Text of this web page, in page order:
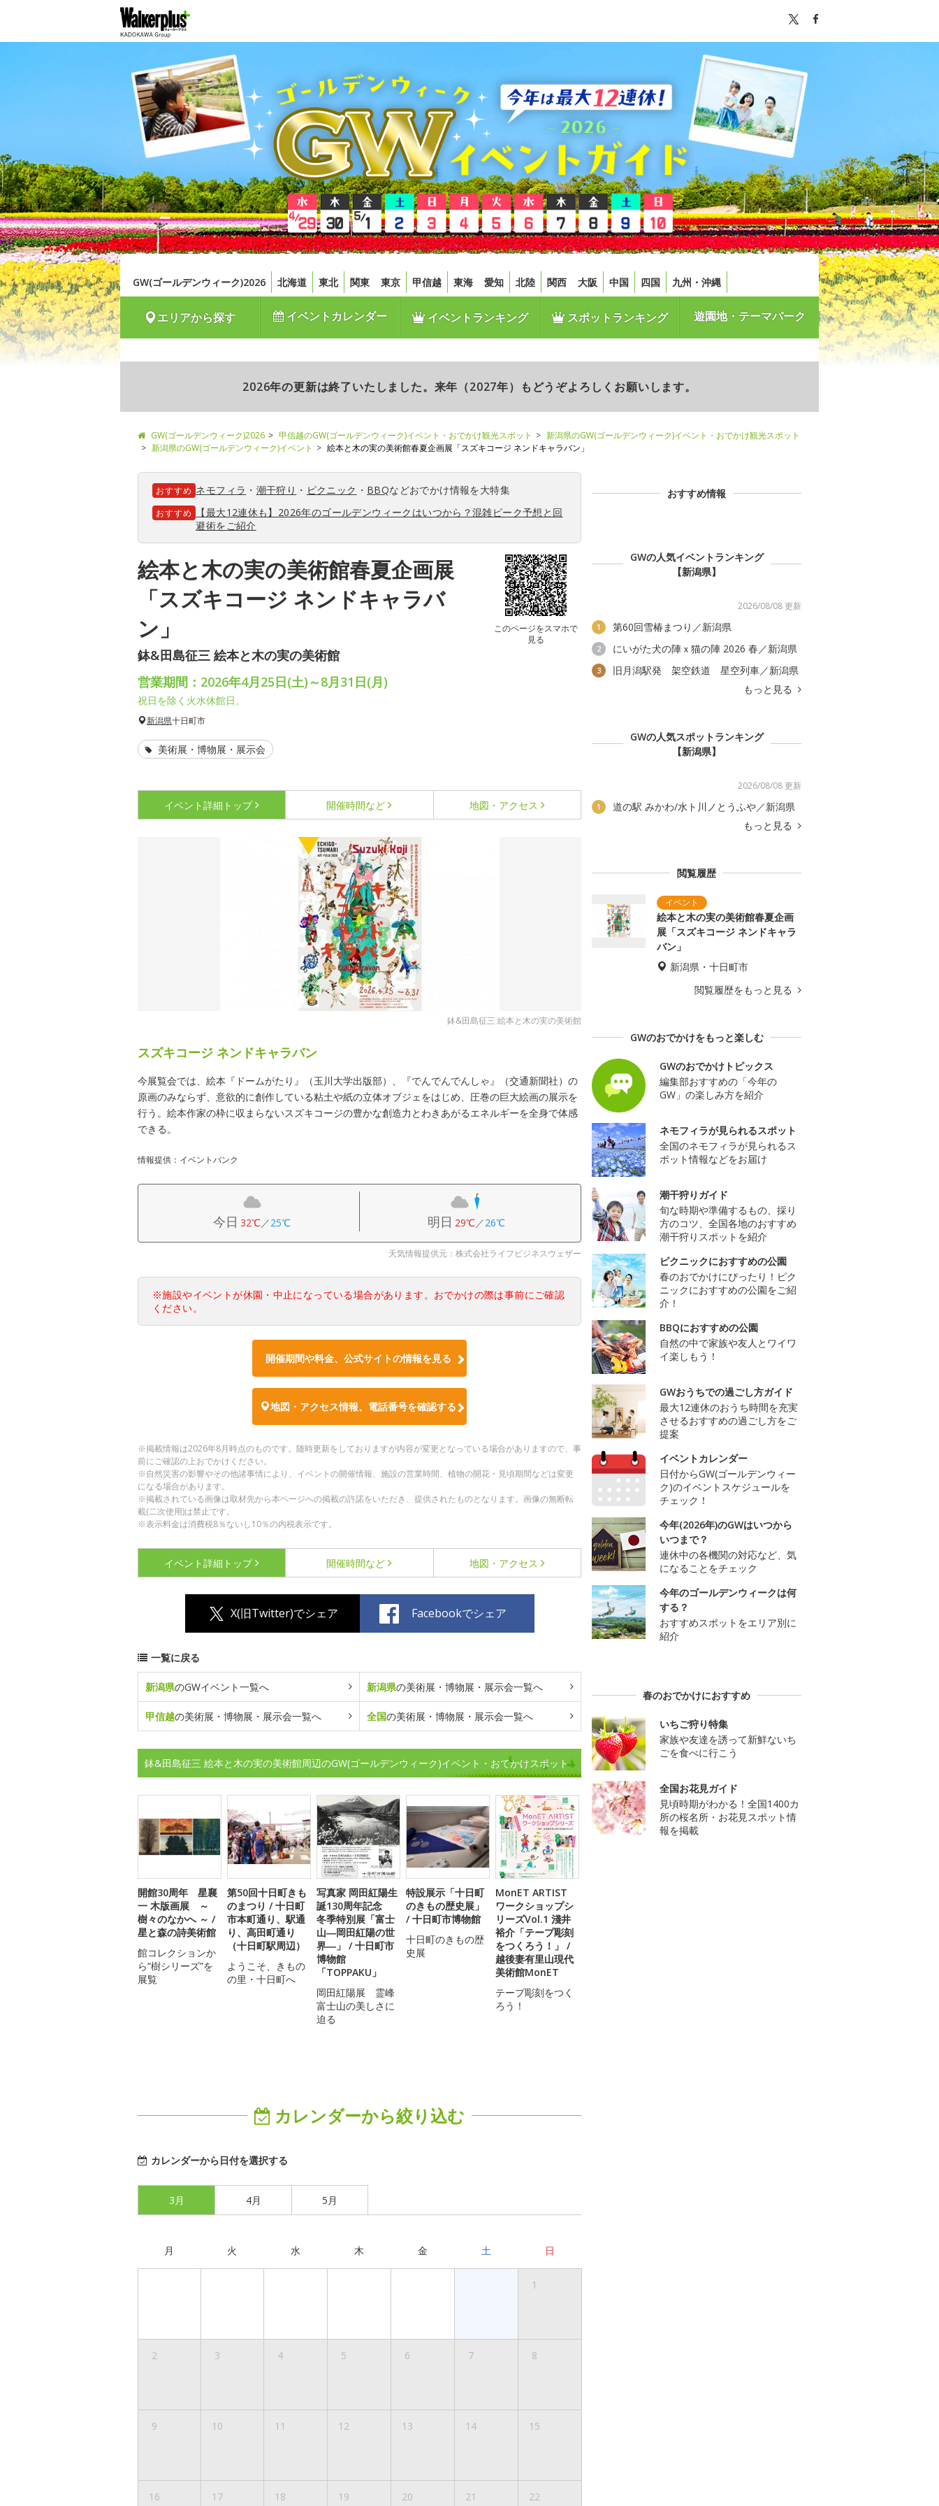
GW(ゴールデンウィーク)2026 北海道 東北 関東 東京 甲信越 東海 愛知 北陸 関西 大阪 中国 四国 九州・沖縄
エリアから探す イベントカレンダー イベントランキング スポットランキング 遊園地・テーマパーク
2026年の更新は終了いたしました。来年（2027年）もどうぞよろしくお願いします。
GW(ゴールデンウィーク)2026 甲信越のGW(ゴールデンウィーク)イベント・おでかけ観光スポット
新潟県のGW(ゴールデンウィーク)イベント・おでかけ観光スポット
新潟県のGW(ゴールデンウィーク)イベント
絵本と木の実の美術館春夏企画展「スズキコージ ネンドキャラバン」
おすすめ ネモフィラ ・ 潮干狩り ・ ピクニック ・ BBQなどおでかけ情報を大特集
おすすめ
【最大12連休も】2026年のゴールデンウィークはいつから？混雑ピーク予想と回
避術をご紹介
絵本と木の実の美術館春夏企画展
「スズキコージ ネンドキャラバ
ン」
鉢&田島征三 絵本と木の実の美術館
このページをスマホで
見る
営業期間：2026年4月25日(土)～8月31日(月)
祝日を除く火水休館日。
新潟県十日町市
美術展・博物展・展示会
イベント詳細 トップ 開催時間など 地図・アクセス
鉢&田島征三 絵本と木の実の美術館
スズキコージ ネンドキャラバン
今展覧会では、絵本『ドームがたり』（玉川大学出版部）、『でんでんでんしゃ』（交通新聞社）の
原画のみならず、意欲的に創作している粘土や紙の立体オブジェをはじめ、圧巻の巨大絵画の展示を
行う。絵本作家の枠に収まらないスズキコージの豊かな創造力とわきあがるエネルギーを全身で体感
できる。
情報提供：イベントバンク
今日 32℃／25℃ 明日 29℃／26℃
天気情報提供元：株式会社ライフビジネスウェザー
※施設やイベントが休園・中止になっている場合があります。おでかけの際は事前にご確認
ください。
開催期間や料金、公式サイトの情報を見る
地図・アクセス情報、電話番号を確認する
※掲載情報は2026年8月時点のものです。随時更新をしておりますが内容が変更となっている場合がありますので、事
前にご確認の上おでかけください。
※自然災害の影響やその他諸事情により、イベントの開催情報、施設の営業時間、植物の開花・見頃期間などは変更
になる場合があります。
※掲載されている画像は取材先から本ページへの掲載の許諾をいただき、提供されたものとなります。画像の無断転
載(二次使用)は禁止です。
※表示料金は消費税8％ないし10％の内税表示です。
イベント詳細 トップ 開催時間など 地図・アクセス
X(旧Twitter)でシェア Facebookでシェア
一覧に戻る
新潟県のGWイベント一覧へ 新潟県の美術展・博物展・展示会一覧へ
甲信越の美術展・博物展・展示会一覧へ 全国の美術展・博物展・展示会一覧へ
鉢&田島征三 絵本と木の実の美術館周辺のGW(ゴールデンウィーク)イベント・おでかけスポット
開館30周年 星襄
一 木版画展 ～
樹々のなかへ ～ /
星と森の詩美術館
館コレクションか
ら“樹シリーズ”を
展覧
第50回十日町きも
のまつり / 十日町
市本町通り、駅通
り、高田町通り
（十日町駅周辺）
ようこそ、きもの
の里・十日町へ
写真家 岡田紅陽生
誕130周年記念
冬季特別展「富士
山―岡田紅陽の世
界―」 / 十日町市
博物館
「TOPPAKU」
岡田紅陽展 霊峰
富士山の美しさに
迫る
特設展示「十日町
のきもの歴史展」
/ 十日町市博物館
十日町のきもの歴
史展
MonET ARTIST
ワークショップシ
リーズVol.1 淺井
裕介「テープ彫刻
をつくろう！」 /
越後妻有里山現代
美術館MonET
テープ彫刻をつく
ろう！
カレンダーから絞り込む
カレンダーから日付を選択する
3月 4月 5月
月 火 水 木 金 土 日
1
2 3 4 5 6 7 8
9 10 11 12 13 14 15
16 17 18 19 20 21 22
おすすめ情報
GWの人気イベントランキング
【新潟県】
2026/08/08 更新
1 第60回雪椿まつり／新潟県
2 にいがた犬の陣ｘ猫の陣 2026 春／新潟県
3
旧月潟駅発 架空鉄道 星空列車／新潟県
もっと見る
GWの人気スポットランキング
【新潟県】
2026/08/08 更新
1
道の駅 みかわ/水ト川ノとうふや／新潟県
もっと見る
閲覧履歴
絵本と木の実の美術館春夏企画
展「スズキコージ ネンドキャラ
バン」
新潟県・十日町市
閲覧履歴をもっと見る
GWのおでかけをもっと楽しむ
GWのおでかけトピックス
編集部おすすめの「今年の
GW」の楽しみ方を紹介
ネモフィラが見られるスポット
全国のネモフィラが見られるス
ポット情報などをお届け
潮干狩りガイド
旬な時期や準備するもの、採り
方のコツ、全国各地のおすすめ
潮干狩りスポットを紹介
ピクニックにおすすめの公園
春のおでかけにぴったり！ピク
ニックにおすすめの公園をご紹
介！
BBQにおすすめの公園
自然の中で家族や友人とワイワ
イ楽しもう！
GWおうちでの過ごし方ガイド
最大12連休のおうち時間を充実
させるおすすめの過ごし方をご
提案
イベントカレンダー
日付からGW(ゴールデンウィー
ク)のイベントスケジュールを
チェック！
今年(2026年)のGWはいつから
いつまで？
連休中の各機関の対応など、気
になることをチェック
今年のゴールデンウィークは何
する？
おすすめスポットをエリア別に
紹介
春のおでかけにおすすめ
いちご狩り特集
家族や友達を誘って新鮮ないち
ごを食べに行こう
全国お花見ガイド
見頃時期がわかる！全国1400カ
所の桜名所・お花見スポット情
報を掲載